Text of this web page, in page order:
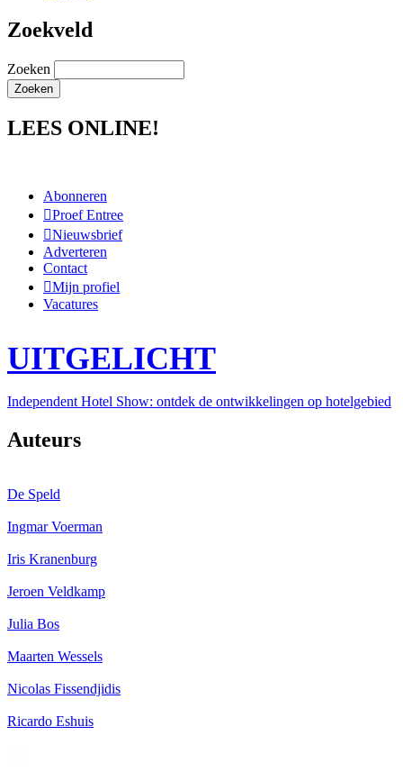
Zoekveld
Zoeken
LEES ONLINE!
Abonneren
Proef Entree
Nieuwsbrief
Adverteren
Contact
Mijn profiel
Vacatures
UITGELICHT
Independent Hotel Show: ontdek de ontwikkelingen op hotelgebied
Auteurs
De Speld
Ingmar Voerman
Iris Kranenburg
Jeroen Veldkamp
Julia Bos
Maarten Wessels
Nicolas Fissendjidis
Ricardo Eshuis